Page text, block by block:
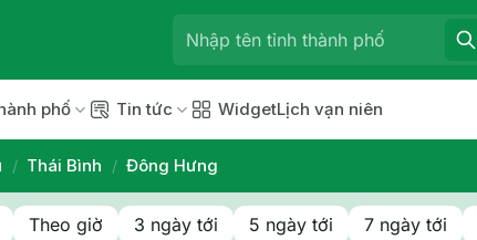
phố Tin tức WidgetLịch vạn niên
/ Thái Bình / Đông Hưng
Theo giờ 3 ngày tới 5 ngày tới 7 ngày tới